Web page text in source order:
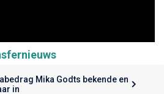
Mika Godts bekende en
in